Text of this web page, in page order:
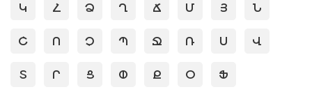
Կ Հ Ձ Ղ Ճ Մ Յ Ն
Շ Ո Չ Պ Ջ Ռ Ս Վ
Տ Ր Ց Փ Ք Օ Ֆ